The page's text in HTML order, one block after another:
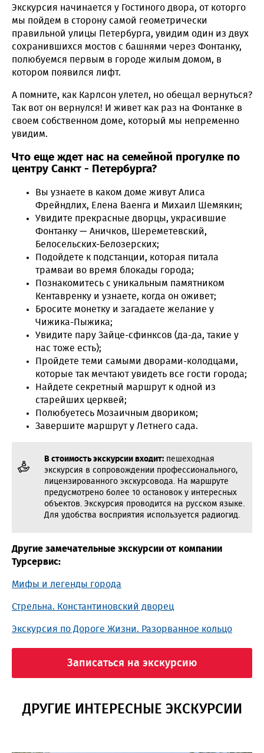
Экскурсия начинается у Гостиного двора, от которго
мы пойдем в сторону самой геометрически
правильной улицы Петербурга, увидим один из двух
сохранившихся мостов с башнями через Фонтанку,
полюбуемся первым в городе жилым домом, в
котором появился лифт.
А помните, как Карлсон улетел, но обещал вернуться?
Так вот он вернулся! И живет как раз на Фонтанке в
своем собственном доме, который мы непременно
увидим.
Что еще ждет нас на семейной прогулке по
центру Санкт - Петербурга?
Вы узнаете в каком доме живут Алиса
Фрейндлих, Елена Ваенга и Михаил Шемякин;
Увидите прекрасные дворцы, украсившие
Фонтанку — Аничков, Шереметевский,
Белосельских-Белозерских;
Подойдете к подстанции, которая питала
трамваи во время блокады города;
Познакомитесь с уникальным памятником
Кентавренку и узнаете, когда он оживет;
Бросите монетку и загадаете желание у
Чижика-Пыжика;
Увидите пару Зайце-сфинксов (да-да, такие у
нас тоже есть);
Пройдете теми самыми дворами-колодцами,
которые так мечтают увидеть все гости города;
Найдете секретный маршрут к одной из
старейших церквей;
Полюбуетесь Мозаичным двориком;
Завершите маршрут у Летнего сада.
В стоимость экскурсии входит: пешеходная
экскурсия в сопровождении профессионального,
лицензированного экскурсовода. На маршруте
предусмотрено более 10 остановок у интересных
объектов. Экскурсия проводится на русском языке.
Для удобства восприятия используется радиогид.
Другие замечательные экскурсии от компании
Турсервис:
Мифы и легенды города
Стрельна. Константиновский дворец
Экскурсия по Дороге Жизни. Разорванное кольцо
Записаться на экскурсию
ДРУГИЕ ИНТЕРЕСНЫЕ ЭКСКУРСИИ